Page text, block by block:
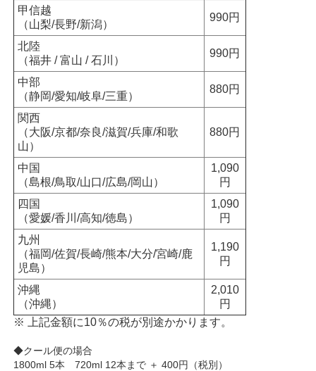
甲信越
（山梨/長野/新潟）
990円
北陸
（福井 / 富山 / 石川）
990円
中部
（静岡/愛知/岐阜/三重）
880円
関西
（大阪/京都/奈良/滋賀/兵庫/和歌
山）
880円
中国
（島根/鳥取/山口/広島/岡山）
1,090
円
四国
（愛媛/香川/高知/徳島）
1,090
円
九州
（福岡/佐賀/長崎/熊本/大分/宮崎/鹿
児島）
1,190
円
沖縄
（沖縄）
2,010
円
※ 上記金額に10％の税が別途かかります。
◆クール便の場合
1800ml 5本 720ml 12本まで ＋ 400円（税別）